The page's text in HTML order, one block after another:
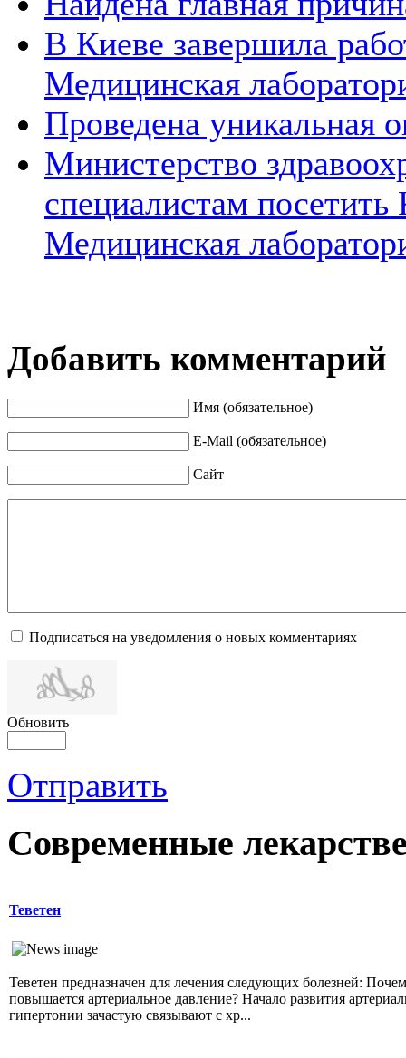
В Киеве завершила
Медицинская
Проведена уникальная
Министерство
специалистам
Медицинская
Добавить комментарий
Имя (обязательное)
E-Mail (обязательное)
Сайт
Подписаться на уведомления о новых комментариях
Обновить
Отправить
Современные
Теветен
Теветен предназначен для лечения следующих болезней:
повышается артериальное давление? Начало развития
гипертонии зачастую связывают с хр...